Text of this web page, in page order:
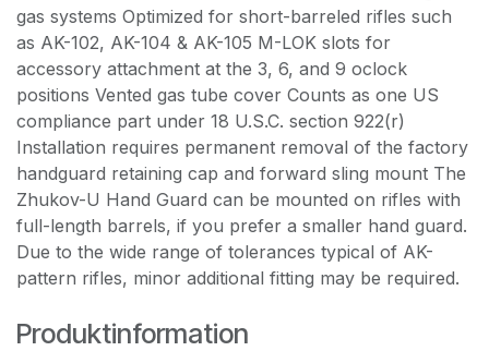
gas systems Optimized for short-barreled rifles such
as AK-102, AK-104 & AK-105 M-LOK slots for
accessory attachment at the 3, 6, and 9 oclock
positions Vented gas tube cover Counts as one US
compliance part under 18 U.S.C. section 922(r)
Installation requires permanent removal of the factory
handguard retaining cap and forward sling mount The
Zhukov-U Hand Guard can be mounted on rifles with
full-length barrels, if you prefer a smaller hand guard.
Due to the wide range of tolerances typical of AK-
pattern rifles, minor additional fitting may be required.
Produktinformation